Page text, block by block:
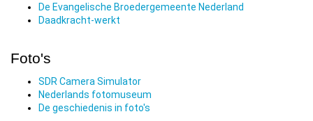
De Evangelische Broedergemeente Nederland
Daadkracht-werkt
Foto's
SDR Camera Simulator
Nederlands fotomuseum
De geschiedenis in foto's